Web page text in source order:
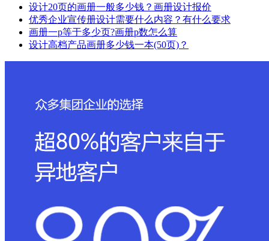
设计20页的画册一般多少钱？画册设计报价
优秀企业宣传册设计需要什么内容？有什么要求
画册一p等于多少页?画册p数怎么算
设计高档产品画册多少钱一本(50页)？